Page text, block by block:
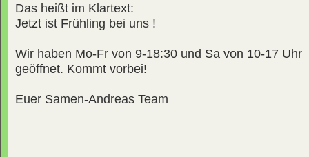
Das heißt im Klartext:
Jetzt ist Frühling bei uns !
Wir haben Mo-Fr von 9-18:30 und Sa von 10-17 Uhr
geöffnet. Kommt vorbei!
Euer Samen-Andreas Team